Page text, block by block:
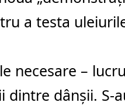
a testa
necesare –
dintre dânșii. S-